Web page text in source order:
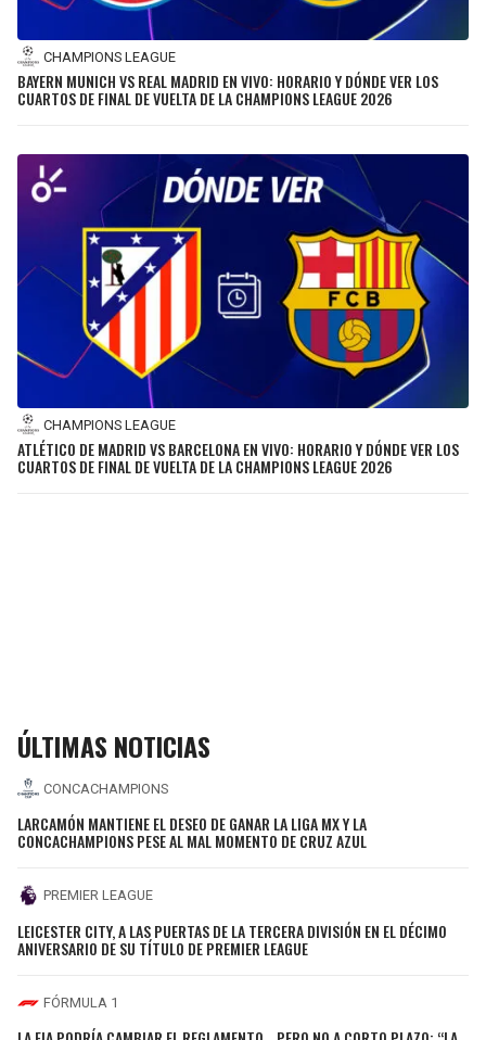
CHAMPIONS LEAGUE
BAYERN MUNICH VS REAL MADRID EN VIVO: HORARIO Y DÓNDE VER LOS
CUARTOS DE FINAL DE VUELTA DE LA CHAMPIONS LEAGUE 2026
CHAMPIONS LEAGUE
ATLÉTICO DE MADRID VS BARCELONA EN VIVO: HORARIO Y DÓNDE VER LOS
CUARTOS DE FINAL DE VUELTA DE LA CHAMPIONS LEAGUE 2026
ÚLTIMAS NOTICIAS
CONCACHAMPIONS
LARCAMÓN MANTIENE EL DESEO DE GANAR LA LIGA MX Y LA
CONCACHAMPIONS PESE AL MAL MOMENTO DE CRUZ AZUL
PREMIER LEAGUE
LEICESTER CITY, A LAS PUERTAS DE LA TERCERA DIVISIÓN EN EL DÉCIMO
ANIVERSARIO DE SU TÍTULO DE PREMIER LEAGUE
FÓRMULA 1